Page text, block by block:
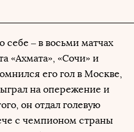
себе – в восьми матчах
«Ахмата», «Сочи» и
его гол в Москве,
на опережение и
он отдал голевую
с чемпионом страны